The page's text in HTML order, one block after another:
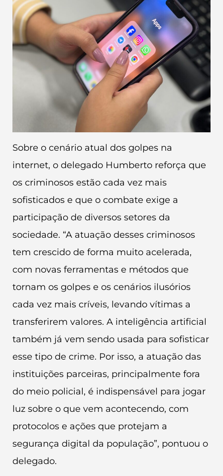
Sobre o cenário atual dos golpes na
internet, o delegado Humberto reforça que
os criminosos estão cada vez mais
sofisticados e que o combate exige a
participação de diversos setores da
sociedade. “A atuação desses criminosos
tem crescido de forma muito acelerada,
com novas ferramentas e métodos que
tornam os golpes e os cenários ilusórios
cada vez mais críveis, levando vítimas a
transferirem valores. A inteligência artificial
também já vem sendo usada para sofisticar
esse tipo de crime. Por isso, a atuação das
instituições parceiras, principalmente fora
do meio policial, é indispensável para jogar
luz sobre o que vem acontecendo, com
protocolos e ações que protejam a
segurança digital da população”, pontuou o
delegado.